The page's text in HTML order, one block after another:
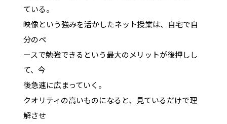
ている。
映像という強みを活かしたネット授業は、自宅で自
分のペ
ースで勉強できるという最大のメリットが後押しし
て、今
後急速に広まっていく。
クオリティの高いものになると、見ているだけで理
解させ